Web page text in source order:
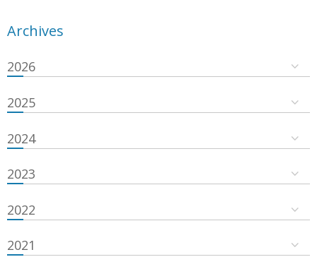
Archives
2026
2025
2024
2023
2022
2021